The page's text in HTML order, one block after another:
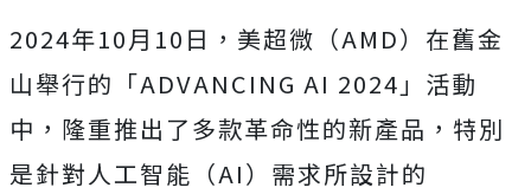
2024年10月10日，美超微（AMD）在舊金
山舉行的「ADVANCING AI 2024」活動
中，隆重推出了多款革命性的新產品，特別
是針對人工智能（AI）需求所設計的